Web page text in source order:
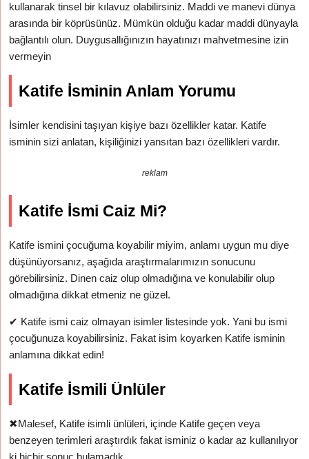
kullanarak tinsel bir kılavuz olabilirsiniz. Maddi ve manevi dünya
arasında bir köprüsünüz. Mümkün olduğu kadar maddi dünyayla
bağlantılı olun. Duygusallığınızın hayatınızı mahvetmesine izin
vermeyin
Katife İsminin Anlam Yorumu
İsimler kendisini taşıyan kişiye bazı özellikler katar. Katife
isminin sizi anlatan, kişiliğinizi yansıtan bazı özellikleri vardır.
reklam
Katife İsmi Caiz Mi?
Katife ismini çocuğuma koyabilir miyim, anlamı uygun mu diye
düşünüyorsanız, aşağıda araştırmalarımızın sonucunu
görebilirsiniz. Dinen caiz olup olmadığına ve konulabilir olup
olmadığına dikkat etmeniz ne güzel.
✔ Katife ismi caiz olmayan isimler listesinde yok. Yani bu ismi
çocuğunuza koyabilirsiniz. Fakat isim koyarken Katife isminin
anlamına dikkat edin!
Katife İsmili Ünlüler
✖Malesef, Katife isimli ünlüleri, içinde Katife geçen veya
benzeyen terimleri araştırdık fakat isminiz o kadar az kullanılıyor
ki hiçbir sonuç bulamadık.